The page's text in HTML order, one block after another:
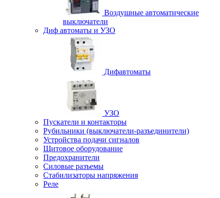
Воздушные автоматические
выключатели
Диф автоматы и УЗО
Дифавтоматы
УЗО
Пускатели и контакторы
Рубильники (выключатели-разъединители)
Устройства подачи сигналов
Щитовое оборудование
Предохранители
Силовые разъемы
Стабилизаторы напряжения
Реле